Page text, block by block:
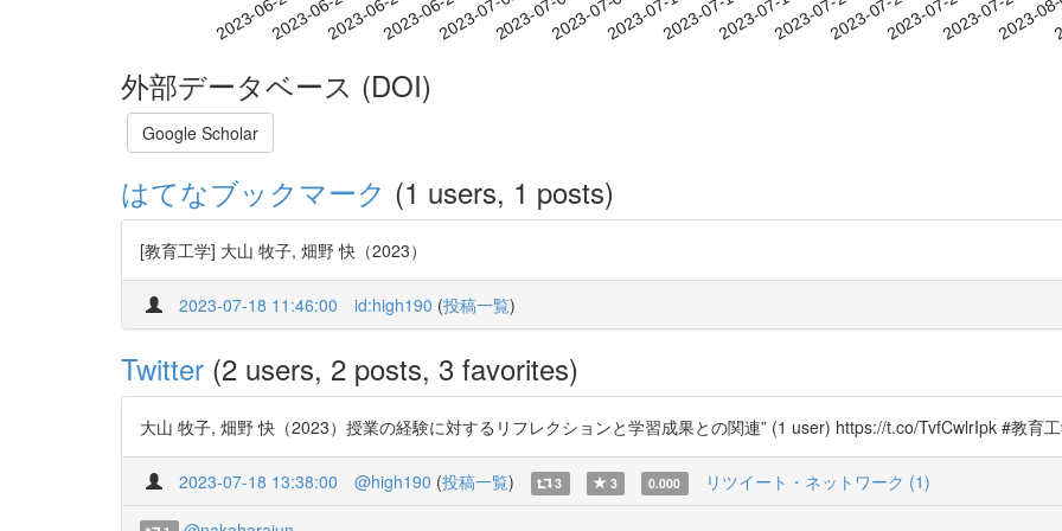
2023-06-202023-06-232023-06-262023-06-292023-07-022023-07-052023-07-082023-07-112023-07-142023-07-172023-07-202023-07-232023-07-262023-07-29
2023-
外部データベース (DOI)
Google Scholar
はてなブックマーク (1 users, 1 posts)
[教育工学] 大山 牧子, 畑野 快（2023）
2023-07-18 11:46:00 id:high190 (投稿一覧)
Twitter (2 users, 2 posts, 3 favorites)
大山 牧子, 畑野 快（2023）授業の経験に対するリフレクションと学習成果との関連” (1 user) https://t.co/TvfCwlrIpk #教育
2023-07-18 13:38:00 @high190 (投稿一覧) 3 3 0.000 リツイート・ネットワーク (1)